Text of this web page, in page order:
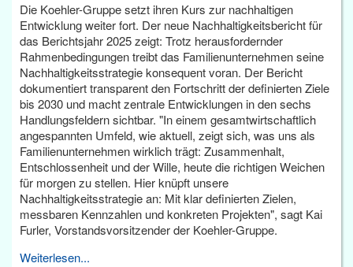
Die Koehler-Gruppe setzt ihren Kurs zur nachhaltigen
Entwicklung weiter fort. Der neue Nachhaltigkeitsbericht für
das Berichtsjahr 2025 zeigt: Trotz herausfordernder
Rahmenbedingungen treibt das Familienunternehmen seine
Nachhaltigkeitsstrategie konsequent voran. Der Bericht
dokumentiert transparent den Fortschritt der definierten Ziele
bis 2030 und macht zentrale Entwicklungen in den sechs
Handlungsfeldern sichtbar. "In einem gesamtwirtschaftlich
angespannten Umfeld, wie aktuell, zeigt sich, was uns als
Familienunternehmen wirklich trägt: Zusammenhalt,
Entschlossenheit und der Wille, heute die richtigen Weichen
für morgen zu stellen. Hier knüpft unsere
Nachhaltigkeitsstrategie an: Mit klar definierten Zielen,
messbaren Kennzahlen und konkreten Projekten", sagt Kai
Furler, Vorstandsvorsitzender der Koehler-Gruppe.
Weiterlesen...